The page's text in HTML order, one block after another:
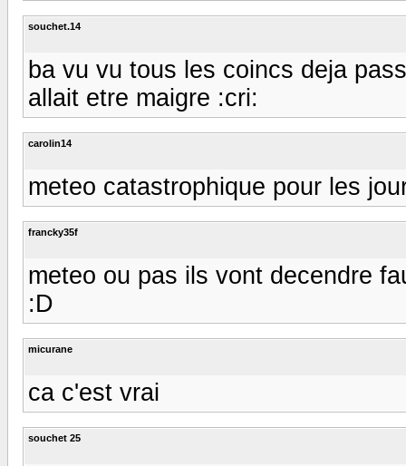
souchet.14
ba vu vu tous les coincs deja
allait etre maigre :cri:
carolin14
meteo catastrophique pour les
francky35f
meteo ou pas ils vont decendre
:D
micurane
ca c'est vrai
souchet 25